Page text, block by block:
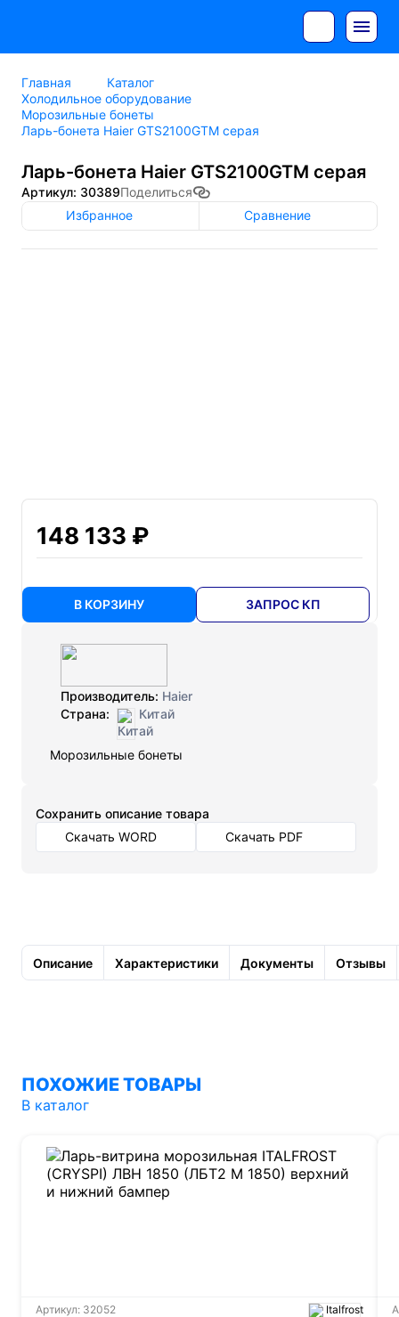
Главная
Каталог
Холодильное оборудование
Морозильные бонеты
Ларь-бонета Haier GTS2100GTM серая
Ларь-бонета Haier GTS2100GTM серая
Артикул: 30389Поделиться
Избранное
Сравнение
148 133 ₽
В КОРЗИНУ ЗАПРОС КП
Производитель: Haier
Страна:
Китай
Морозильные бонеты
Cохранить описание товара
Скачать WORD
Скачать PDF
Описание Характеристики Документы Отзывы
ПОХОЖИЕ ТОВАРЫ
В каталог
Артикул: 32052 Italfrost